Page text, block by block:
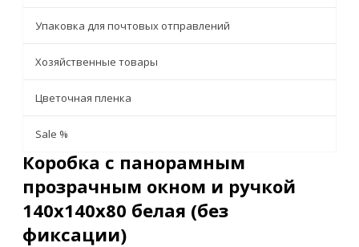
Упаковка для почтовых отправлений
Хозяйственные товары
Цветочная пленка
Sale %
Коробка с панорамным
прозрачным окном и ручкой
140х140х80 белая (без
фиксации)